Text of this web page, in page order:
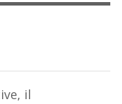
il